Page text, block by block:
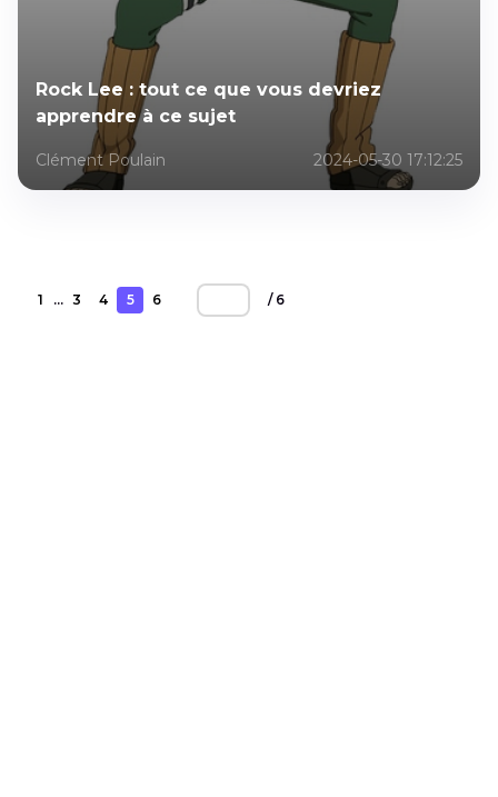
Rock Lee : tout ce que vous devriez
apprendre à ce sujet
Clément Poulain 2024-05-30 17:12:25
1 ... 3 4 5 6 / 6